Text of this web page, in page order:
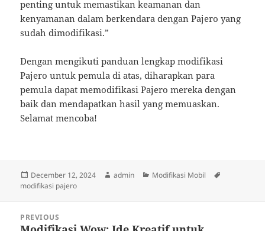
penting untuk memastikan keamanan dan
kenyamanan dalam berkendara dengan Pajero yang
sudah dimodifikasi.”
Dengan mengikuti panduan lengkap modifikasi
Pajero untuk pemula di atas, diharapkan para
pemula dapat memodifikasi Pajero mereka dengan
baik dan mendapatkan hasil yang memuaskan.
Selamat mencoba!
Posted
on
December 12, 2024 Author
admin Categories
Modifikasi Mobil
modifikasi pajero
navigation
PREVIOUS